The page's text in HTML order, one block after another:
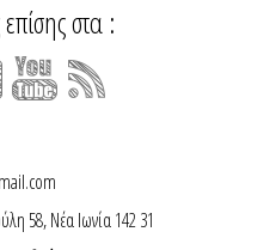
στα :
58, Νέα Ιωνία 142 31